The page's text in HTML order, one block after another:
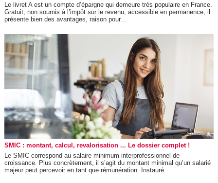
Le livret A est un compte d’épargne qui demeure très populaire en France.
Gratuit, non soumis à l’impôt sur le revenu, accessible en permanence, il
présente bien des avantages, raison pour...
SMIC : montant, calcul, revalorisation ... Le dossier complet !
Le SMIC correspond au salaire minimum interprofessionnel de
croissance. Plus concrètement, il s’agit du montant minimal qu’un salarié
majeur peut percevoir en tant que rémunération. Instauré...